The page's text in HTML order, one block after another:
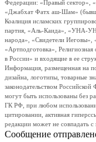
Федерации: «Правый сектор»,
«Джабхат Фатх аш-Шам»
Коалиция исламских
партия, «Аль-Каида», «УНА-
народа», «Свидетели Иеговы»,
«Артподготовка»,
в России» и входящие в ее
Информация, размещенная на
дизайна, логотипы, товарные
законодательством
могут быть использованы без
ГК РФ, при любом
цитировании, активная
редакции может не совпадать
Сообщение